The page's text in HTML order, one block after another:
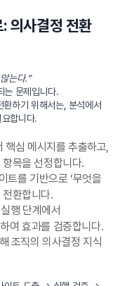
의사결정 전환
는다.”
는 문제입니다.
하기 위해서는, 분석에서
합니다.
핵심 메시지를 추출하고,
목을 선정합니다.
트를 기반으로 ‘무엇을
전환합니다.
행 단계에서
여 효과를 검증합니다.
조직의 의사결정 지식